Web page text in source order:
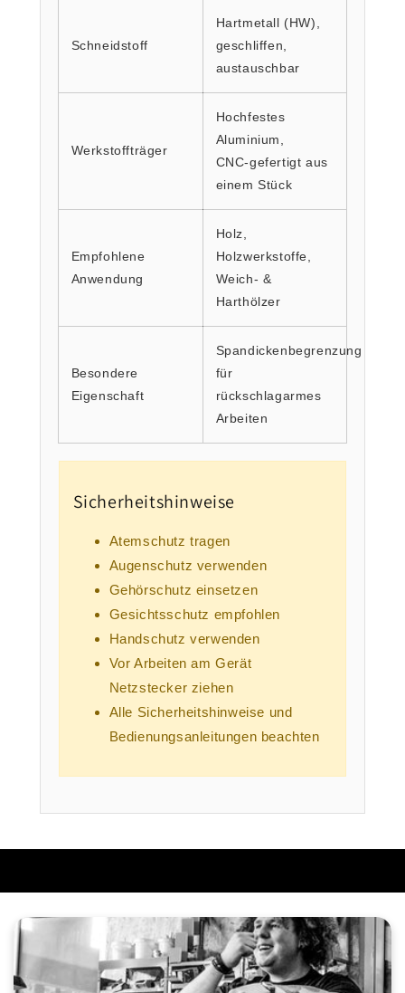
Schneidstoff
Hartmetall (HW),
geschliffen,
austauschbar
Werkstoffträger
Hochfestes
Aluminium,
CNC‑gefertigt aus
einem Stück
Empfohlene
Anwendung
Holz,
Holzwerkstoffe,
Weich- &
Harthölzer
Besondere
Eigenschaft
Spandickenbegrenzung
für
rückschlagarmes
Arbeiten
Sicherheitshinweise
Atemschutz tragen
Augenschutz verwenden
Gehörschutz einsetzen
Gesichtsschutz empfohlen
Handschutz verwenden
Vor Arbeiten am Gerät
Netzstecker ziehen
Alle Sicherheitshinweise und
Bedienungsanleitungen beachten